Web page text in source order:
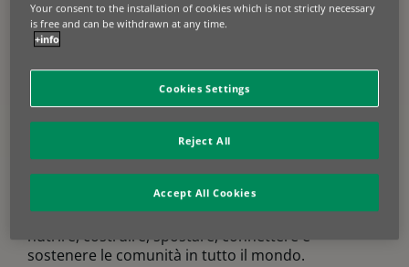
SCOPRI LE NOSTRE OPPORTUNITÀ
Il nostro scopo: sbloccare un
futuro sostenibile.
Per oltre 70 anni abbiamo supportato le aziende in
settori chiave come agricoltura, construction,
trasporti, tecnologia e medicale, aiutandole a
nutrire, costruire, spostare, connettere e
sostenere le comunità in tutto il mondo.
Your consent to the installation of cookies which is not strictly necessary
is free and can be withdrawn at any time.
+info
Cookies Settings
Reject All
Accept All Cookies